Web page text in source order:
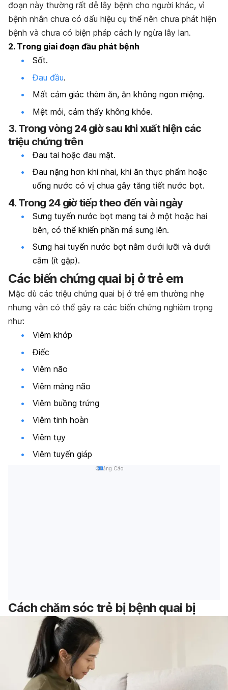
đoạn này thường rất dễ lây bệnh cho người khác, vì
bệnh nhân chưa có dấu hiệu cụ thể nên chưa phát hiện
bệnh và chưa có biện pháp cách ly ngừa lây lan.
2. Trong giai đoạn đầu phát bệnh
Sốt.
Đau đầu.
Mất cảm giác thèm ăn, ăn không ngon miệng.
Mệt mỏi, cảm thấy không khỏe.
3. Trong vòng 24 giờ sau khi xuất hiện các
triệu chứng trên
Đau tai hoặc đau mặt.
Đau nặng hơn khi nhai, khi ăn thực phẩm hoặc
uống nước có vị chua gây tăng tiết nước bọt.
4. Trong 24 giờ tiếp theo đến vài ngày
Sưng tuyến nước bọt mang tai ở một hoặc hai
bên, có thể khiến phần má sưng lên.
Sưng hai tuyến nước bọt nằm dưới lưỡi và dưới
cằm (ít gặp).
Các biến chứng quai bị ở trẻ em
Mặc dù các triệu chứng quai bị ở trẻ em thường nhẹ
nhưng vẫn có thể gây ra các biến chứng nghiêm trọng
như:
Viêm khớp
Điếc
Viêm não
Viêm màng não
Viêm buồng trứng
Viêm tinh hoàn
Viêm tụy
Viêm tuyến giáp
Quảng Cáo
Cách chăm sóc trẻ bị bệnh quai bị